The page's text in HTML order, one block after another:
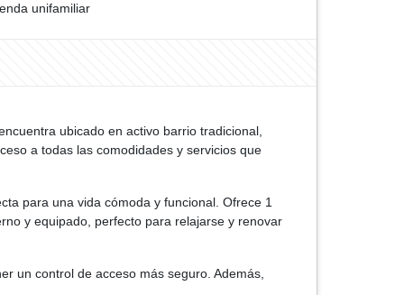
unifamiliar
ubicado en activo barrio tradicional,
a todas las comodidades y servicios que
para una vida cómoda y funcional. Ofrece 1
y equipado, perfecto para relajarse y renovar
un control de acceso más seguro. Además,